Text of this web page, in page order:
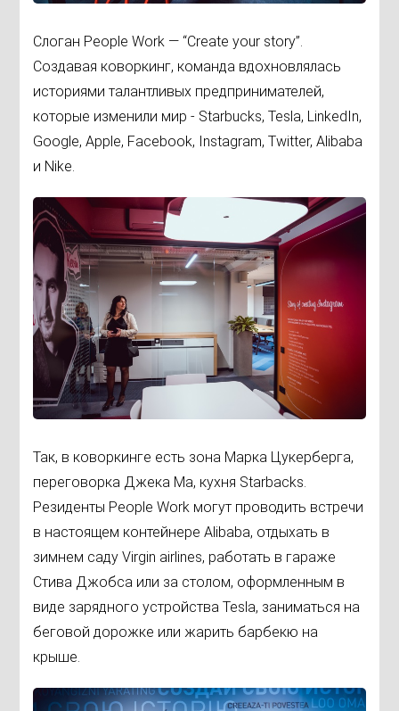
Слоган People Work — “Create your story”.
Создавая коворкинг, команда вдохновлялась
историями талантливых предпринимателей,
которые изменили мир - Starbucks, Tesla, LinkedIn,
Google, Apple, Facebook, Instagram, Twitter, Alibaba
и Nike.
Так, в коворкинге есть зона Марка Цукерберга,
переговорка Джека Ма, кухня Starbacks.
Резиденты People Work могут проводить встречи
в настоящем контейнере Alibaba, отдыхать в
зимнем саду Virgin airlines, работать в гараже
Стива Джобса или за столом, оформленным в
виде зарядного устройства Tesla, заниматься на
беговой дорожке или жарить барбекю на
крыше.